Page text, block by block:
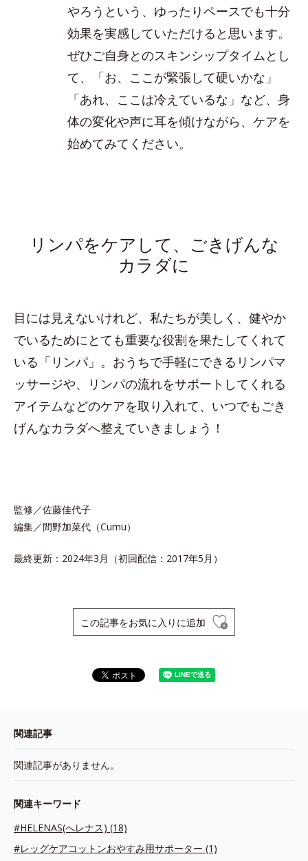
やろうという、ゆったりペースでも十分
効果を実感していただけると思います。
ぜひご自身とのスキンシップタイムとし
て、「お、ここが緊張して硬いかな」
「あれ、ここは冷えているな」など、身
体の変化や声に耳を傾けながら、ケアを
始めてみてください。
リンパをケアして、ごきげんな
カラダに
目には見えないけれど、私たちが美しく、健やか
でいるためにとても重要な役割を果たしてくれて
いる「リンパ」。おうちで手軽にできるリンパマ
ッサージや、リンパの流れをサポートしてくれる
アイテムなどのケアを取り入れて、いつでもごき
げんなカラダへ整えていきましょう！
監修／佐藤佳代子
編集／間野加菜代（Cumu）
最終更新：2024年3月（初回配信：2017年5月）
この記事をお気に入りに追加
関連記事
関連記事がありません。
関連キーワード
#HELENAS(へレナス) (18)
#レッグケアコットンおやすみ用サポーター (1)